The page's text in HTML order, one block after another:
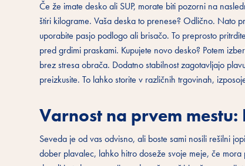
Če že imate desko ali SUP, morate biti pozorni na
štiri kilograme. Vaša deska to prenese? Odlično. Nato
uporabite pasjo podlogo ali brisačo. To preprosto
pred grdimi praskami. Kupujete novo desko? Potem
brez stresa obrača. Dodatno stabilnost zagotavljajo
preizkusite. To lahko storite v različnih trgovinah,
Varnost na prvem
Seveda je od vas odvisno, ali boste sami nosili rešilni
dober plavalec, lahko hitro doseže svoje meje, če